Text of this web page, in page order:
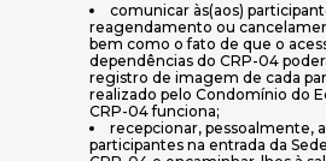
comunicar às(aos)
reagendamento ou
bem como o fato de que o
dependências do CRP-04
registro de imagem de cada
realizado pelo Condomínio do
CRP-04 funciona;
recepcionar, pessoalmente,
participantes na entrada da